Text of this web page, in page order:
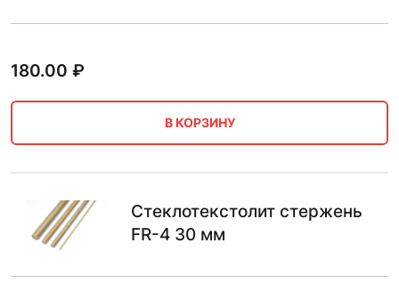
180.00 ₽
В КОРЗИНУ
Стеклотекстолит стержень
FR-4 30 мм